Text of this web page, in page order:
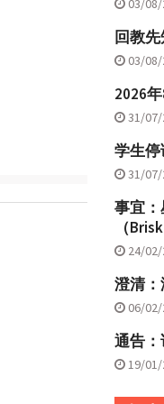
03/
回教
03/
2026
31/07/
学生
31/07/
事宜
（
24/
澄清
06/
通告
19/01/